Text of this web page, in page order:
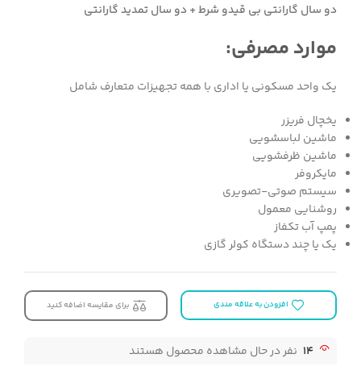
دو سال گارانتی بی قیدو شرط + دو سال تمدید گارانتی
موارد مصرفی:​
یک واحد مسکونی یا اداری با همه تجهيزات متعارف شامل
يخچال فريزر
ماشين لباسشويي
ماشين ظرفشويي
مايكروفر
سيستم صوتي-تصويري
روشنايي معمول
پمپ آب تكفاز
يك يا چند دستگاه كولر گازي
افزودن به علاقه مندی برای مقایسه اضافه کنید
14 نفر در حال مشاهده محصول هستند